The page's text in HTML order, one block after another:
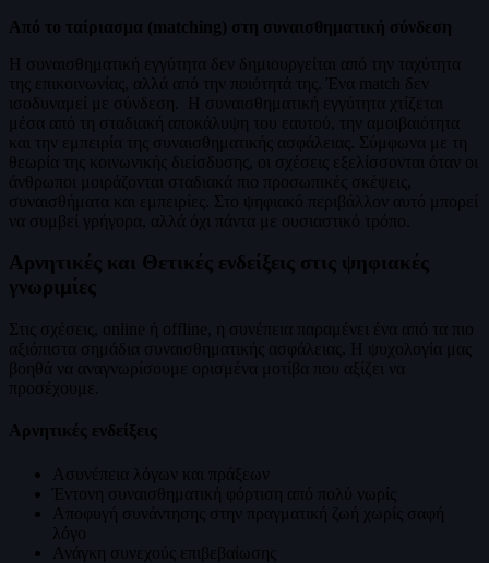
Από το ταίριασμα (matching) στη συναισθηματική σύνδεση
Η συναισθηματική εγγύτητα δεν δημιουργείται από την ταχύτητα
της επικοινωνίας, αλλά από την ποιότητά της. Ένα match δεν
ισοδυναμεί με σύνδεση. Η συναισθηματική εγγύτητα χτίζεται
μέσα από τη σταδιακή αποκάλυψη του εαυτού, την αμοιβαιότητα
και την εμπειρία της συναισθηματικής ασφάλειας. Σύμφωνα με τη
θεωρία της κοινωνικής διείσδυσης, οι σχέσεις εξελίσσονται όταν οι
άνθρωποι μοιράζονται σταδιακά πιο προσωπικές σκέψεις,
συναισθήματα και εμπειρίες. Στο ψηφιακό περιβάλλον αυτό μπορεί
να συμβεί γρήγορα, αλλά όχι πάντα με ουσιαστικό τρόπο.
Αρνητικές και Θετικές ενδείξεις στις ψηφιακές
γνωριμίες
Στις σχέσεις, online ή offline, η συνέπεια παραμένει ένα από τα πιο
αξιόπιστα σημάδια συναισθηματικής ασφάλειας. Η ψυχολογία μας
βοηθά να αναγνωρίσουμε ορισμένα μοτίβα που αξίζει να
προσέχουμε.
Αρνητικές ενδείξεις
Ασυνέπεια λόγων και πράξεων
Έντονη συναισθηματική φόρτιση από πολύ νωρίς
Αποφυγή συνάντησης στην πραγματική ζωή χωρίς σαφή
λόγο
Ανάγκη συνεχούς επιβεβαίωσης